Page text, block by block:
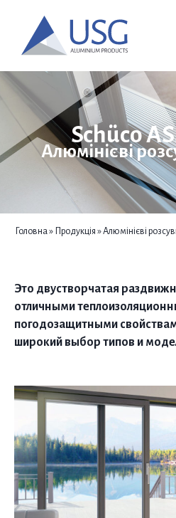
вмісту
Schüco
Алюмінієві
Головна» Продукція »Алюмінієві
Это двустворчатая
отличными
погодозащитными
широкий выбор типов и